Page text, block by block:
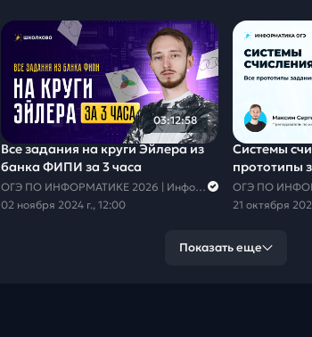
03:12:58
Все задания на круги Эйлера из
банка ФИПИ за 3 часа
02 ноября 2024 г., 12:00
Системы
прототипы
21 октября
Показать еще